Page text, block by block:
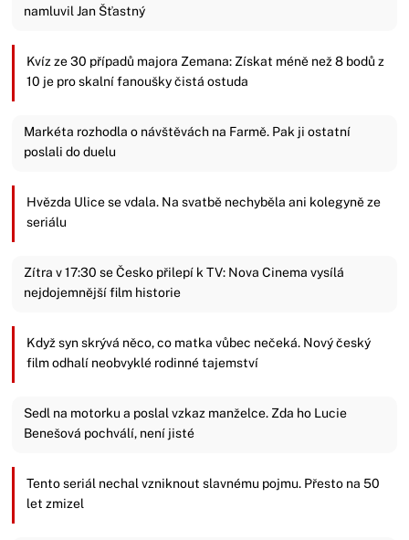
namluvil Jan Šťastný
Kvíz ze 30 případů majora Zemana: Získat méně než 8 bodů z
10 je pro skalní fanoušky čistá ostuda
Markéta rozhodla o návštěvách na Farmě. Pak ji ostatní
poslali do duelu
Hvězda Ulice se vdala. Na svatbě nechyběla ani kolegyně ze
seriálu
Zítra v 17:30 se Česko přilepí k TV: Nova Cinema vysílá
nejdojemnější film historie
Když syn skrývá něco, co matka vůbec nečeká. Nový český
film odhalí neobvyklé rodinné tajemství
Sedl na motorku a poslal vzkaz manželce. Zda ho Lucie
Benešová pochválí, není jisté
Tento seriál nechal vzniknout slavnému pojmu. Přesto na 50
let zmizel